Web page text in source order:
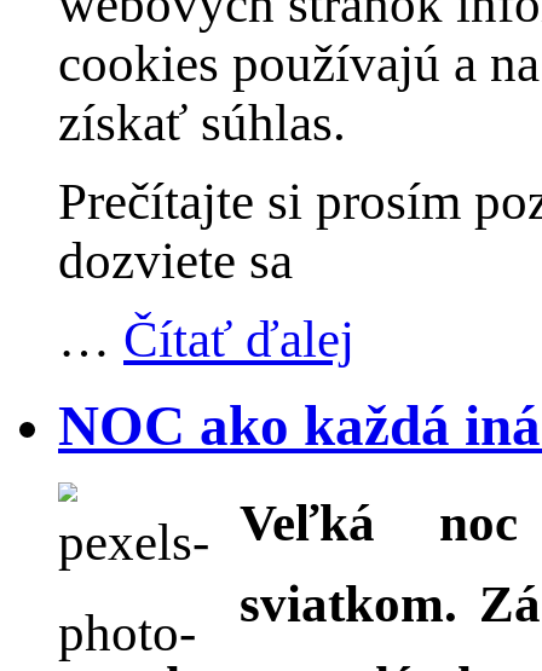
cookies používajú a
získať súhlas.
Prečítajte si prosím
dozviete sa
… Čítať ďalej
NOC ako každá
Veľká noc
sviatkom.